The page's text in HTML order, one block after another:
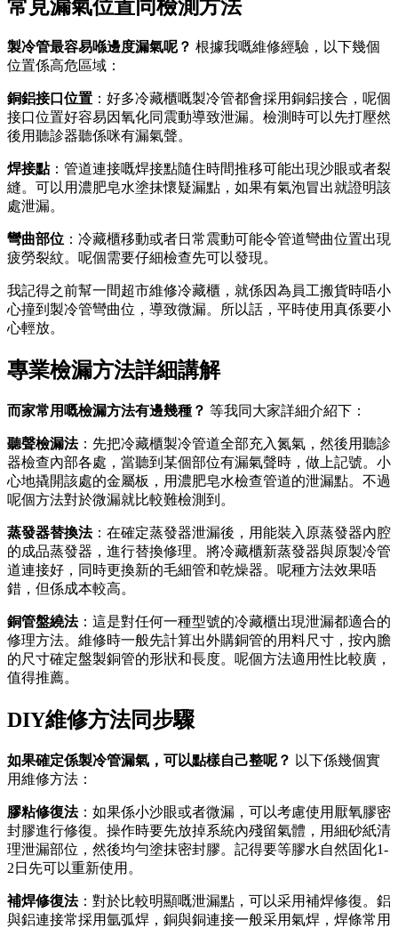
常見漏氣位置同檢測方法
製冷管最容易喺邊度漏氣呢？ ​ 根據我嘅維修經驗，以下幾個
位置係高危區域：
銅鋁接口位置 ：好多冷藏櫃嘅製冷管都會採用銅鋁接合，呢個
接口位置好容易因氧化同震動導致泄漏。檢測時可以先打壓然
後用聽診器聽係咪有漏氣聲。
焊接點：管道連接嘅焊接點隨住時間推移可能出現沙眼或者裂
縫。可以用濃肥皂水塗抹懷疑漏點，如果有氣泡冒出就證明該
處泄漏。
彎曲部位 ：冷藏櫃移動或者日常震動可能令管道彎曲位置出現
疲勞裂紋。呢個需要仔細檢查先可以發現。
我記得之前幫一間超市維修冷藏櫃，就係因為員工搬貨時唔小
心撞到製冷管彎曲位，導致微漏。所以話，平時使用真係要小
心輕放。
專業檢漏方法詳細講解
而家常用嘅檢漏方法有邊幾種？ ​ 等我同大家詳細介紹下：
聽聲檢漏法：先把冷藏櫃製冷管道全部充入氮氣，然後用聽診
器檢查內部各處，當聽到某個部位有漏氣聲時，做上記號。小
心地撬開該處的金屬板，用濃肥皂水檢查管道的泄漏點。不過
呢個方法對於微漏就比較難檢測到。
蒸發器替換法：在確定蒸發器泄漏後，用能裝入原蒸發器內腔
的成品蒸發器，進行替換修理。將冷藏櫃新蒸發器與原製冷管
道連接好，同時更換新的毛細管和乾燥器。呢種方法效果唔
錯，但係成本較高。
銅管盤繞法：這是對任何一種型號的冷藏櫃出現泄漏都適合的
修理方法。維修時一般先計算出外購銅管的用料尺寸，按內膽
的尺寸確定盤製銅管的形狀和長度。呢個方法適用性比較廣，
值得推薦。
DIY維修方法同步驟
如果確定係製冷管漏氣，可以點樣自己整呢？ ​ 以下係幾個實
用維修方法：
膠粘修復法：如果係小沙眼或者微漏，可以考慮使用厭氧膠密
封膠進行修復。操作時要先放掉系統內殘留氣體，用細砂紙清
理泄漏部位，然後均勻塗抹密封膠。記得要等膠水自然固化1-
2日先可以重新使用。
補焊修復法：對於比較明顯嘅泄漏點，可以采用補焊修復。鋁
與鋁連接常採用氩弧焊，銅與銅連接一般采用氣焊，焊條常用